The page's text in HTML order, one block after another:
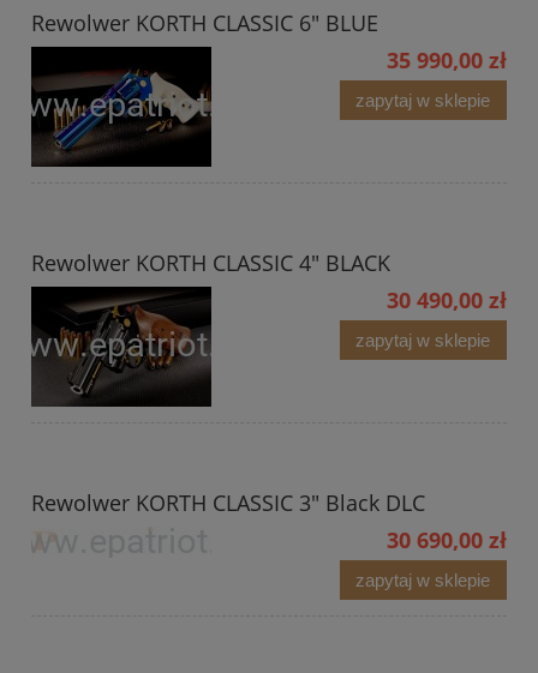
Rewolwer KORTH CLASSIC 6" BLUE
35 990,00 zł
zapytaj w sklepie
Rewolwer KORTH CLASSIC 4" BLACK
30 490,00 zł
zapytaj w sklepie
Rewolwer KORTH CLASSIC 3" Black DLC
30 690,00 zł
zapytaj w sklepie